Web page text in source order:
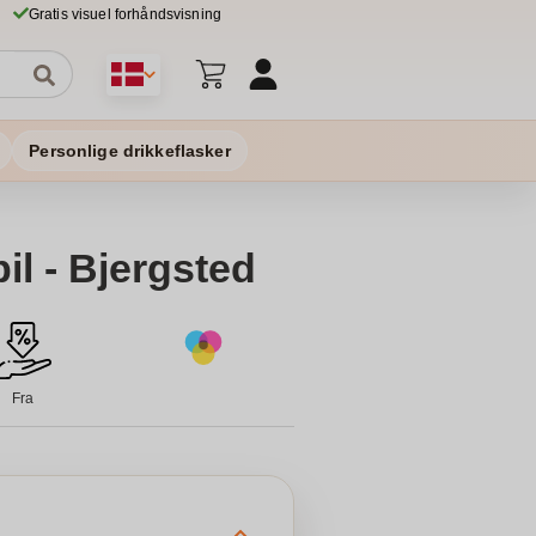
Gratis visuel forhåndsvisning
Personlige drikkeflasker
- Bjergsted
Fra